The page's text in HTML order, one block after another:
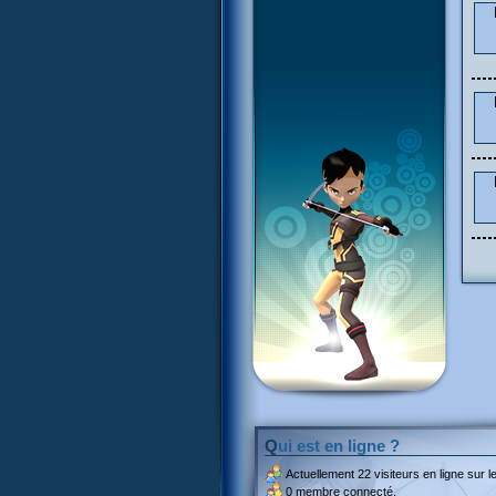
Qui est en ligne ?
Actuellement 22 visiteurs en ligne sur
0 membre connecté.